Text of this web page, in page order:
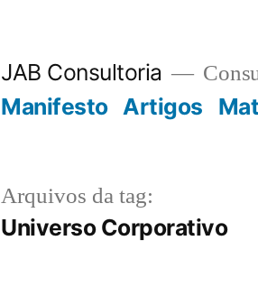
JAB Consultoria
Manifesto Artigos
Arquivos da tag:
Universo Corporativo